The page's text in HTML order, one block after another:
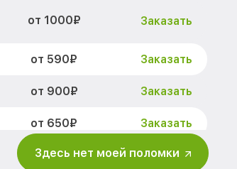
от 1000₽ Заказать
от 590₽ Заказать
от 900₽ Заказать
от 650₽ Заказать
от 2000₽ Заказать
Здесь нет моей поломки